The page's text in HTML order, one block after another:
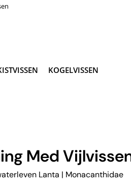
KOGELVISSEN
Med
Lanta | Monacanthidae